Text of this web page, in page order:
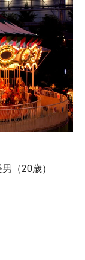
（20歳）